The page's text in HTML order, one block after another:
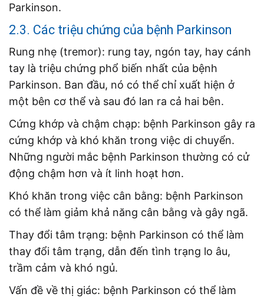
Parkinson.
2.3. Các triệu chứng của bệnh Parkinson
Rung nhẹ (tremor): rung tay, ngón tay, hay cánh
tay là triệu chứng phổ biến nhất của bệnh
Parkinson. Ban đầu, nó có thể chỉ xuất hiện ở
một bên cơ thể và sau đó lan ra cả hai bên.
Cứng khớp và chậm chạp: bệnh Parkinson gây ra
cứng khớp và khó khăn trong việc di chuyển.
Những người mắc bệnh Parkinson thường có cử
động chậm hơn và ít linh hoạt hơn.
Khó khăn trong việc cân bằng: bệnh Parkinson
có thể làm giảm khả năng cân bằng và gây ngã.
Thay đổi tâm trạng: bệnh Parkinson có thể làm
thay đổi tâm trạng, dẫn đến tình trạng lo âu,
trầm cảm và khó ngủ.
Vấn đề về thị giác: bệnh Parkinson có thể làm